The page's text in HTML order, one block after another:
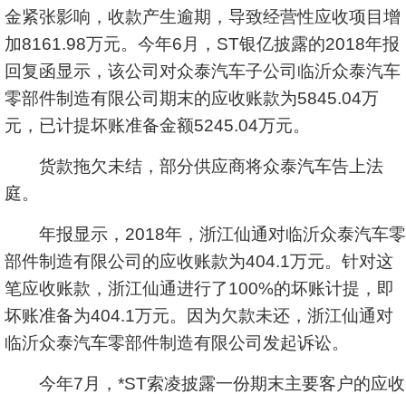
金紧张影响，收款产生逾期，导致经营性应收项目增
加8161.98万元。今年6月， ST银亿披露的2018年报
回复函显示，该公司对众泰汽车子公司临沂众泰汽车
零部件制造有限公司期末的应收账款为5845.04万
元，已计提坏账准备金额5245.04万元。
货款拖欠未结，部分供应商将众泰汽车告上法
庭。
年报显示，2018年， 浙江仙通对临沂众泰汽车零
部件制造有限公司的应收账款为404.1万元。针对这
笔应收账款，浙江仙通进行了100%的坏账计提，即
坏账准备为404.1万元。因为欠款未还，浙江仙通对
临沂众泰汽车零部件制造有限公司发起诉讼。
今年7月，*ST索凌披露一份期末主要客户的应收